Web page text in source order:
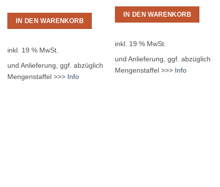
IN DEN WARENKORB
inkl. 19 % MwSt.
und Anlieferung, ggf. abzüglich
Mengenstaffel >>> Info
IN DEN WARENKORB
inkl. 19 % MwSt.
und Anlieferung, ggf. abzüglich
Mengenstaffel >>> Info